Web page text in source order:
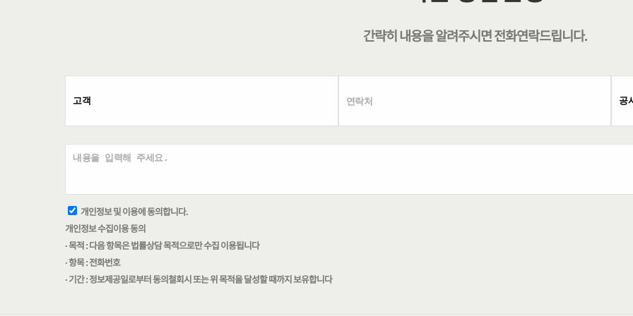
간략히 내용을 알려주시면전화연락드립니다.
개인정보 및 이용에 동의합니다.
개인정보 수집이용 동의
· 목적 : 다음 항목은 법률상담 목적으로만 수집 이용됩니다
· 항목 : 전화번호
· 기간 : 정보제공일로부터 동의철회시 또는 위 목적을 달성할 때까지 보유합니다